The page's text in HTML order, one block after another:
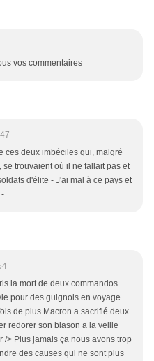
vos commentaires
ces deux imbéciles qui, malgré
se trouvaient où il ne fallait pas et
d'élite - J'ai mal à ce pays et
-
la mort de deux commandos
pour des guignols en voyage
de plus Macron a sacrifié deux
redorer son blason a la veille
/> Plus jamais ça nous avons trop
des causes qui ne sont plus